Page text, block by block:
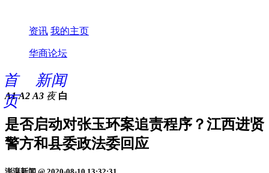
资讯 我的主页
华商论坛
首
页
新闻
A1 A2 A3 夜 白
是否启动对张玉环案追责程序？江西进贤
警方和县委政法委回应